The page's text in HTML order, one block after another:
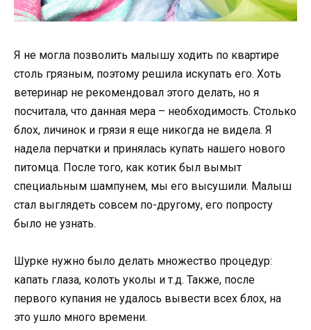
Я не могла позволить малышу ходить по квартире
столь грязным, поэтому решила искупать его. Хоть
ветеринар не рекомендовал этого делать, но я
посчитала, что данная мера – необходимость. Столько
блох, личинок и грязи я еще никогда не видела. Я
надела перчатки и принялась купать нашего нового
питомца. После того, как котик был вымыт
специальным шампунем, мы его высушили. Малыш
стал выглядеть совсем по-другому, его попросту
было не узнать.
Шурке нужно было делать множество процедур:
капать глаза, колоть уколы и т.д. Также, после
первого купания не удалось вывести всех блох, на
это ушло много времени.